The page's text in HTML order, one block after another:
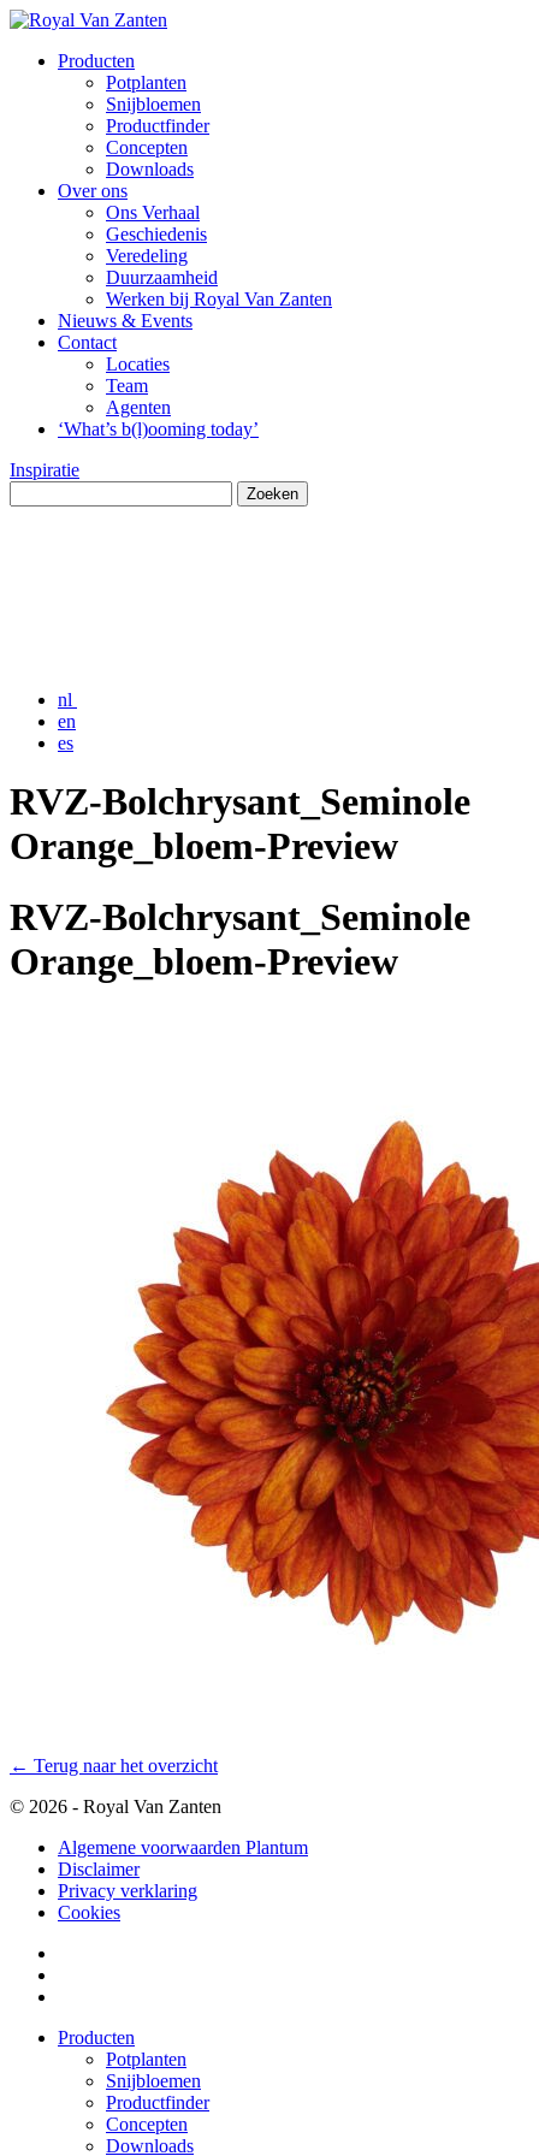
Producten
Potplanten
Snijbloemen
Productfinder
Concepten
Downloads
Over ons
Ons Verhaal
Geschiedenis
Veredeling
Duurzaamheid
Werken bij Royal Van Zanten
Nieuws & Events
Contact
Locaties
Team
Agenten
‘What’s b(l)ooming today’
Inspiratie
nl
en
es
RVZ-Bolchrysant_Seminole
Orange_bloem-Preview
RVZ-Bolchrysant_Seminole
Orange_bloem-Preview
← Terug naar het overzicht
© 2026 - Royal Van Zanten
Algemene voorwaarden Plantum
Disclaimer
Privacy verklaring
Cookies
Producten
Potplanten
Snijbloemen
Productfinder
Concepten
Downloads